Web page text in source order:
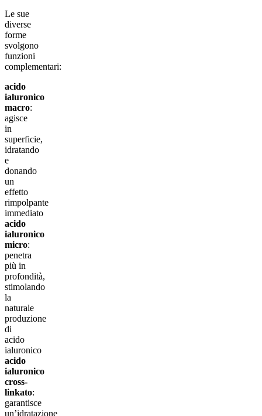
Le sue
diverse
forme
svolgono
funzioni
complementari:
acido
ialuronico
macro:
agisce
in
superficie,
idratando
e
donando
un
effetto
rimpolpante
immediato
acido
ialuronico
micro:
penetra
più in
profondità,
stimolando
la
naturale
produzione
di
acido
ialuronico
acido
ialuronico
cross-
linkato:
garantisce
un’idratazione